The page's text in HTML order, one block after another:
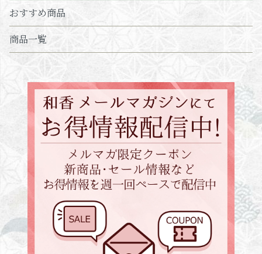
おすすめ商品
商品一覧